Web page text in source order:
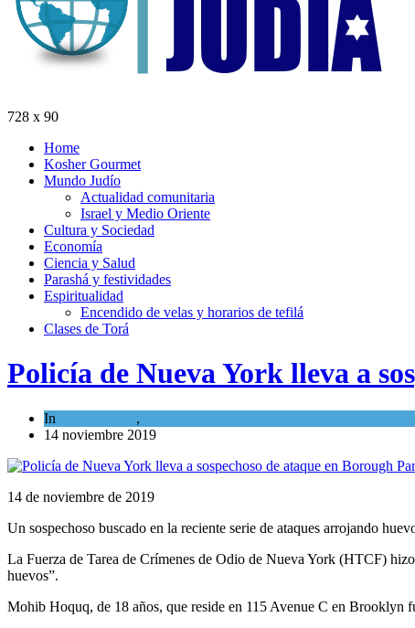
728 x 90
Home
Kosher Gourmet
Mundo Judío
Actualidad comunitaria
Israel y Medio Oriente
Cultura y Sociedad
Economía
Ciencia y Salud
Parashá y festividades
Espiritualidad
Encendido de velas y horarios de tefilá
Clases de Torá
Policía de Nueva York lleva a
In ,
14 noviembre 2019
14 de noviembre de 2019
Un sospechoso buscado en la reciente serie de ataques arrojando
La Fuerza de Tarea de Crímenes de Odio de Nueva York (HTCF)
huevos”.
Mohib Hoquq, de 18 años, que reside en 115 Avenue C en Brooklyn